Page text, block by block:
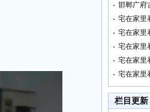
邯郸广府
宅在家里
宅在家里
宅在家里
宅在家里
宅在家里
栏目更新